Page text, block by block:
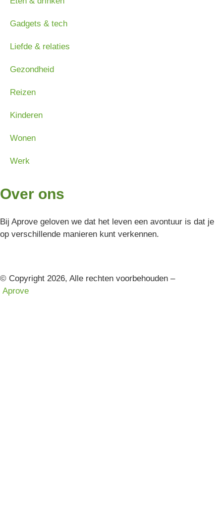
Gadgets & tech
Liefde & relaties
Gezondheid
Reizen
Kinderen
Wonen
Werk
Over ons
Bij Aprove geloven we dat het leven een avontuur is dat je
op verschillende manieren kunt verkennen.
© Copyright 2026, Alle rechten voorbehouden –
Aprove